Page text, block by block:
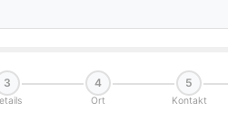
3 4
Ort
5
Kontakt